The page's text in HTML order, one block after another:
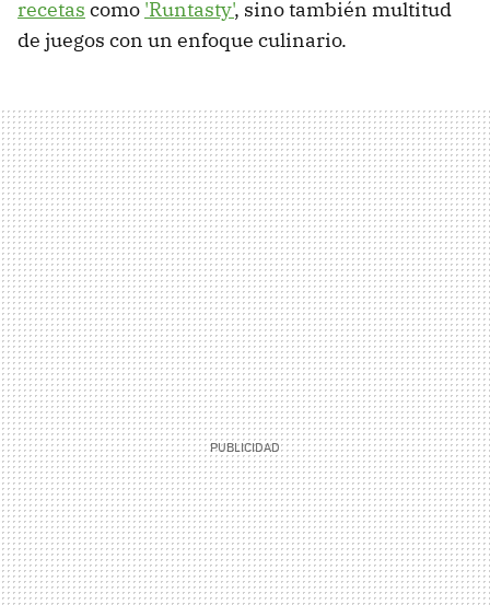
recetas como 'Runtasty', sino también multitud
de juegos con un enfoque culinario.